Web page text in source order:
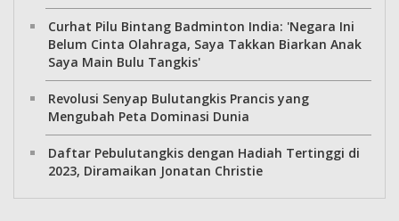
Curhat Pilu Bintang Badminton India: 'Negara Ini
Belum Cinta Olahraga, Saya Takkan Biarkan Anak
Saya Main Bulu Tangkis'
Revolusi Senyap Bulutangkis Prancis yang
Mengubah Peta Dominasi Dunia
Daftar Pebulutangkis dengan Hadiah Tertinggi di
2023, Diramaikan Jonatan Christie